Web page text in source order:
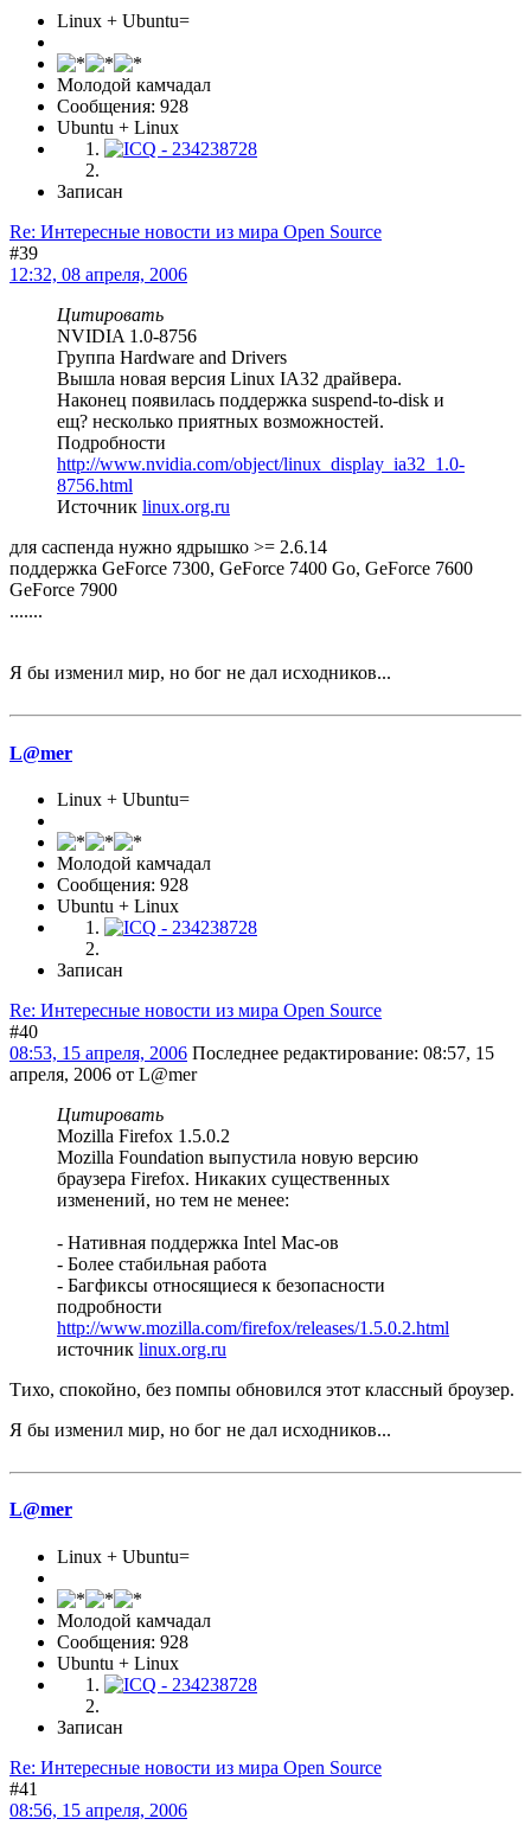
Linux + Ubuntu=
Молодой камчадал
Сообщения: 928
Ubuntu + Linux
Записан
Re: Интересные новости из мира Open Source
#39
12:32, 08 апреля, 2006
Цитировать
NVIDIA 1.0-8756
Группа Hardware and Drivers
Вышла новая версия Linux IA32 драйвера.
Наконец появилась поддержка suspend-to-disk и
ещ? несколько приятных возможностей.
Подробности
http://www.nvidia.com/object/linux_display_ia32_1.0-
8756.html
Источник linux.org.ru
для саспенда нужно ядрышко >= 2.6.14
поддержка GeForce 7300, GeForce 7400 Go, GeForce 7600
GeForce 7900
.......
Я бы изменил мир, но бог не дал исходников...
L@mer
Linux + Ubuntu=
Молодой камчадал
Сообщения: 928
Ubuntu + Linux
Записан
Re: Интересные новости из мира Open Source
#40
08:53, 15 апреля, 2006 Последнее редактирование: 08:57, 15
апреля, 2006 от L@mer
Цитировать
Mozilla Firefox 1.5.0.2
Mozilla Foundation выпустила новую версию
браузера Firefox. Никаких существенных
изменений, но тем не менее:
- Нативная поддержка Intel Mac-ов
- Более стабильная работа
- Багфиксы относящиеся к безопасности
подробности
http://www.mozilla.com/firefox/releases/1.5.0.2.html
источник linux.org.ru
Тихо, спокойно, без помпы обновился этот классный броузер.
Я бы изменил мир, но бог не дал исходников...
L@mer
Linux + Ubuntu=
Молодой камчадал
Сообщения: 928
Ubuntu + Linux
Записан
Re: Интересные новости из мира Open Source
#41
08:56, 15 апреля, 2006